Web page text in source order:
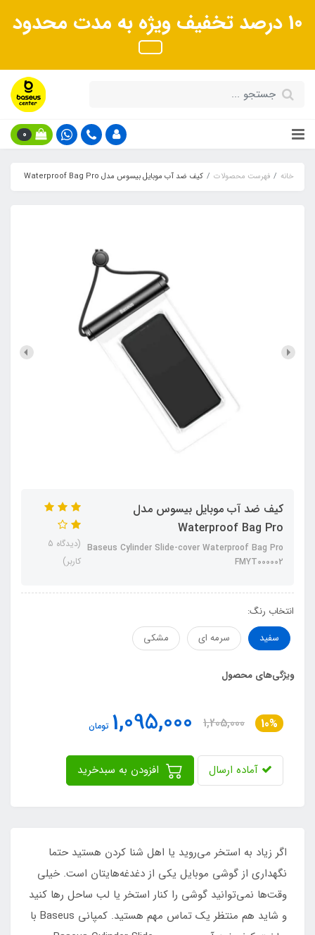
10 درصد تخفیف ویژه به مدت محدود
0
خانه فهرست محصولات کیف ضد آب موبایل بیسوس مدل Waterproof Bag Pro
کیف ضد آب موبایل بیسوس مدل
Waterproof Bag Pro
Baseus Cylinder Slide-cover Waterproof Bag Pro
FMYT000002
(دیدگاه 5
کاربر)
انتخاب رنگ:
سفید
سرمه ای مشکی
ویژگی‌های محصول
10%
1,205,000
1,095,000 تومان
آماده ارسال
اگر زیاد به استخر می‌روید یا اهل شنا کردن هستید حتما
نگهداری از گوشی موبایل یکی از دغدغه‌هایتان است. خیلی
وقت‌ها نمی‌توانید گوشی را کنار استخر یا لب ساحل رها کنید
و شاید هم منتظر یک تماس مهم هستید. کمپانی Baseus با